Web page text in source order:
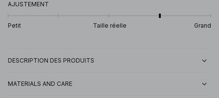
AJUSTEMENT
Petit Taille réelle Grand
DESCRIPTION DES PRODUITS
MATERIALS AND CARE